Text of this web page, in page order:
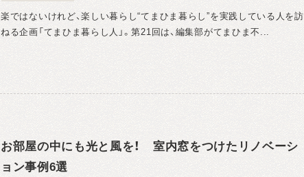
楽ではないけれど、楽しい暮らし“てまひま暮らし”を実践している人を訪
ねる企画「てまひま暮らし人」。第21回は、編集部がてまひま不...
お部屋の中にも光と風を！ 室内窓をつけたリノベーシ
ョン事例6選